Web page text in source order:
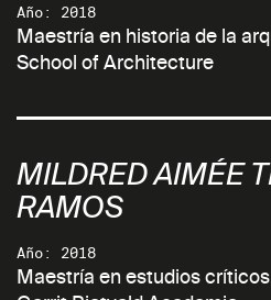
Año: 2018
Maestría en historia de la
School of Architecture
MILDRED AIMÉE
RAMOS
Año: 2018
Maestría en estudios